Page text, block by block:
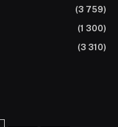
(3 759)
(1 300)
(3 310)